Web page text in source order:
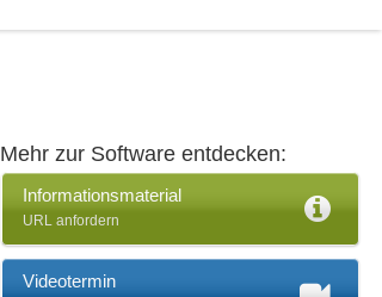
Mehr zur Software entdecken:
Informationsmaterial
URL anfordern
Videotermin